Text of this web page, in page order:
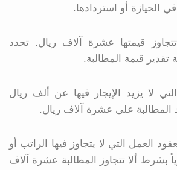
الحيازة أو استردادها.
قيمتها عشرة آلاف ريال. تحدد
تقدير قيمة المطالبة.
لا يزيد الإيجار فيها عن ألف ريال
المطالبة على عشرة آلاف ريال.
العمل التي لا يتجاوز فيها الراتب أو
بشرط ألا تتجاوز المطالبة عشرة آلاف